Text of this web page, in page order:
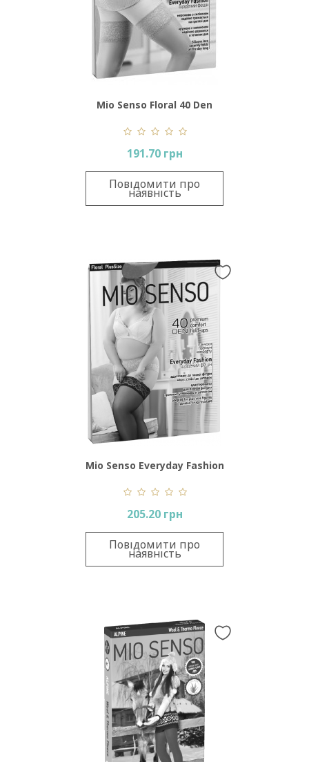
Mio Senso Floral 40 Den
191.70 грн
Повідомити про
наявність
Mio Senso Everyday Fashion
Floral 40 Den
205.20 грн
Повідомити про
наявність